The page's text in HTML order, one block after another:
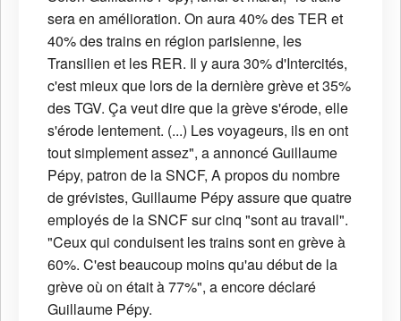
sera en amélioration. On aura 40% des TER et
40% des trains en région parisienne, les
Transilien et les RER. Il y aura 30% d'Intercités,
c'est mieux que lors de la dernière grève et 35%
des TGV. Ça veut dire que la grève s'érode, elle
s'érode lentement. (...) Les voyageurs, ils en ont
tout simplement assez", a annoncé Guillaume
Pépy, patron de la SNCF, A propos du nombre
de grévistes, Guillaume Pépy assure que quatre
employés de la SNCF sur cinq "sont au travail".
"Ceux qui conduisent les trains sont en grève à
60%. C'est beaucoup moins qu'au début de la
grève où on était à 77%", a encore déclaré
Guillaume Pépy.